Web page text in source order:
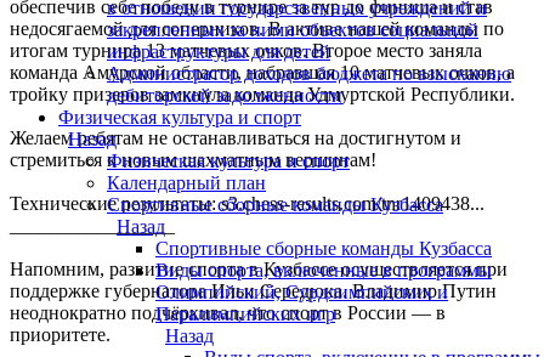
в отношении государственных учреждений и
закрепленных за ними объектов социальной
инфраструктуры для детей
Администратор доходов бюджета по взысканию
дебиторской задолженности
Физическая культура и спорт
Назад
Физическая культура и спорт
Календарный план
Спортивные сборные команды Кузбасса
Назад
Спортивные сборные команды Кузбасса
Виды спорта, включенные в программы
Олимпийский, Сурдлимпийских и
Паралимпийских игр
Назад
обеспечив себе победу в турнире за тур до финиша и став
недосягаемой для соперников. В активе нашей команды по
итогам турнира 13 матчевых очков. Второе место заняла
команда Амурской области, набравшая 10 матчевых очков, а
тройку призеров замкнула команда Удмуртской Республики.
Желаем ребятам не останавливаться на достигнутом и
стремиться к новым шахматным вершинам!
Технические результаты: s3.chess-results.com/tnr1409438...
_________________
Напомним, развитие спорта в Кузбассе осуществляется при
поддержке губернатора Ильи Середюка. Владимир Путин
неоднократно подчёркивал, что спорт в России — в
приоритете.